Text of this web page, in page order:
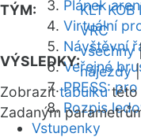
Plánek
Virtuální
Návštěvní
Veřejné
PRESS:
Rozpis
Vstupenky
TÝM:
KLT KOB
VRC
VÝSLEDKY:
všechny
nájezdy
Zobrazittabulkutéto
Zadaným